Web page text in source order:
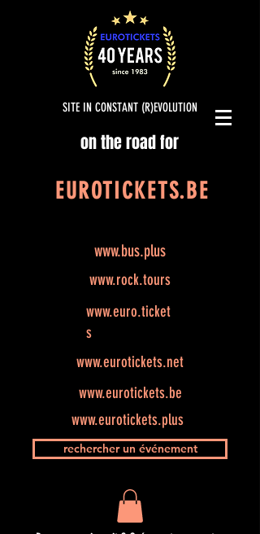
SITE IN CONSTANT (R)EVOLUTION
on the road for
EUROTICKETS.BE
www.bus.plus
www.rock.tours
www.euro.ticket
s
www.eurotickets.net
www.eurotickets.be
www.eurotickets.plus
rechercher un événement